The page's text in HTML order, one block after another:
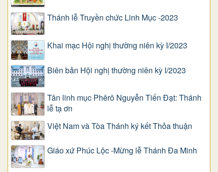
Thánh lễ Truyền chức Linh Mục -2023
Khai mạc Hội nghị thường niên kỳ I/2023
Biên bản Hội nghị thường niên kỳ I/2023
Tân linh mục Phêrô Nguyễn Tiến Đạt: Thánh
lễ tạ ơn
Việt Nam và Tòa Thánh ký kết Thỏa thuận
Giáo xứ Phúc Lộc -Mừng lễ Thánh Đa Minh